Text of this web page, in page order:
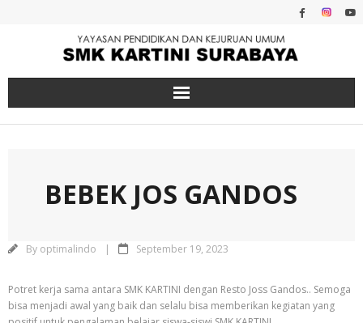
BEBEK JOS GANDOS
By optimalindo September 19, 2023
Potret kerja sama antara SMK KARTINI dengan Resto Joss Gandos.. Semoga
bisa menjadi awal yang baik dan selalu bisa memberikan kegiatan yang